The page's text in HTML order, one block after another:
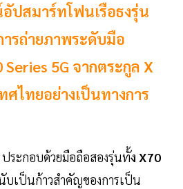
ปสมาร์ทโฟนเรือธงรุ่น
รถ่ายภาพระดับมือ
5G จากตระกูล X
ศไทยอย่างเป็นทางการ
ประกอบด้วยมือถือสองรุ่นทั้ง X70
บเป็นก้าวสำคัญของการเป็น